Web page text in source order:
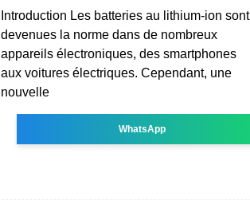
Introduction Les batteries au lithium-ion sont
devenues la norme dans de nombreux
appareils électroniques, des smartphones
aux voitures électriques. Cependant, une
nouvelle
WhatsApp